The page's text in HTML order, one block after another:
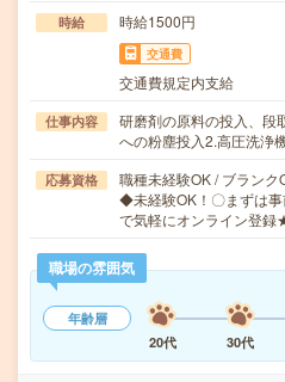
時給 時給1500円
交通費
交通費規定内支給
仕事内容
研磨剤の原料の投入、段
への粉塵投入2.高圧洗浄
応募資格
職種未経験OK / ブランク
◆未経験OK！〇まずは
で気軽にオンライン登
職場の雰囲気
年齢層
20代
30代